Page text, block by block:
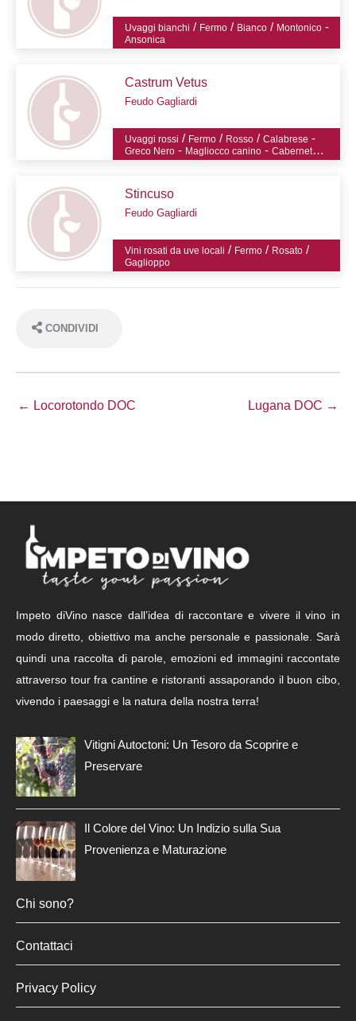
Uvaggi bianchi / Fermo / Bianco / Montonico -
Ansonica
Castrum Vetus
Feudo Gagliardi
Uvaggi rossi / Fermo / Rosso /Calabrese -
Greco Nero - Magliocco canino -Cabernet
Sauvignon
Stincuso
Feudo Gagliardi
Vini rosati da uve locali / Fermo / Rosato /
Gaglioppo
CONDIVIDI
← Locorotondo DOC Lugana DOC →
Impeto diVino nasce dall’idea di raccontare e vivere il vino in
modo diretto, obiettivo ma anche personale e passionale. Sarà
quindi una raccolta di parole, emozioni ed immagini raccontate
attraverso tour fra cantine e ristoranti assaporando il buon cibo,
vivendo i paesaggi e la natura della nostra terra!
Vitigni Autoctoni: Un Tesoro da Scoprire e
Preservare
Il Colore del Vino: Un Indizio sulla Sua
Provenienza e Maturazione
Chi sono?
Contattaci
Privacy Policy